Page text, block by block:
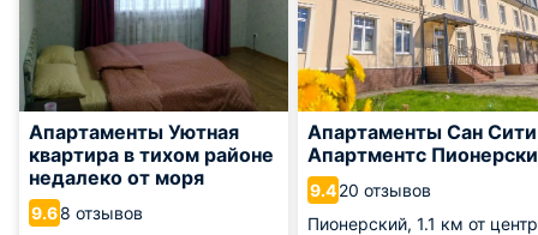
Апартаменты Уютная
квартира в тихом районе
недалеко от моря
9.68 отзывов
Апартаменты Сан Сити
Апартментс
9.420 отзывов
Пионерский, 1.1 км от